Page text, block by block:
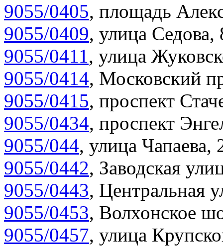
9055/0405, площадь
9055/0409, улица Седова,
9055/0411, улица
9055/0414, Московский
9055/0415, проспект
9055/0434, проспект
9055/044, улица Чапаева,
9055/0442, Заводская
9055/0443, Центральная
9055/0453, Волхонское
9055/0457, улица